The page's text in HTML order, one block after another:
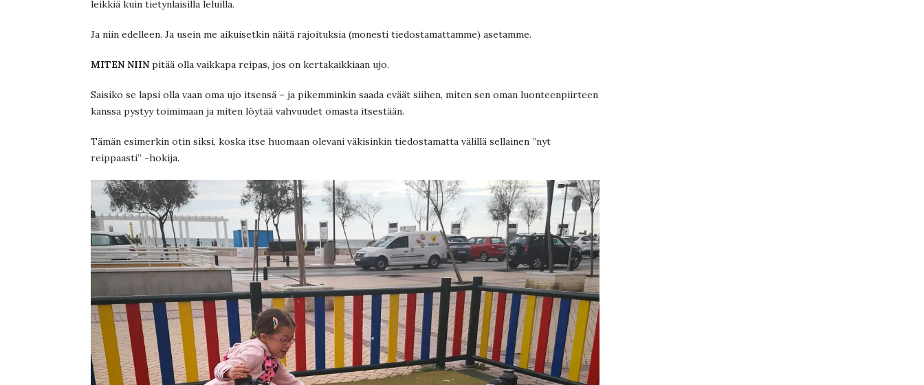
leikkiä kuin tietynlaisilla leluilla.
Ja niin edelleen. Ja usein me aikuisetkin näitä rajoituksia (monesti tiedostamattamme) asetamme.
MITEN NIIN pitää olla vaikkapa reipas, jos on kertakaikkiaan ujo.
Saisiko se lapsi olla vaan oma ujo itsensä – ja pikemminkin saada eväät siihen, miten sen oman luonteenpiirteen
kanssa pystyy toimimaan ja miten löytää vahvuudet omasta itsestään.
Tämän esimerkin otin siksi, koska itse huomaan olevani väkisinkin tiedostamatta välillä sellainen ”nyt
reippaasti” -hokija.